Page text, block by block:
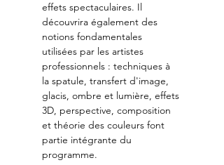
effets spectaculaires. Il
découvrira également des
notions fondamentales
utilisées par les artistes
professionnels : techniques à
la spatule, transfert d'image,
glacis, ombre et lumière, effets
3D, perspective, composition
et théorie des couleurs font
partie intégrante du
programme.